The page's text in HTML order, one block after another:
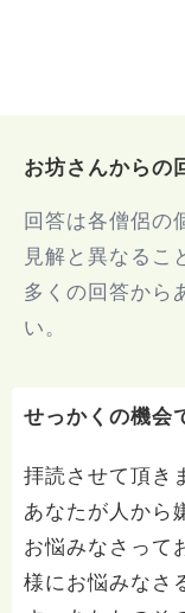
お坊さんからの
回答は各僧侶の
見解と異なるこ
多くの回答から
い。
せっかくの機会
拝読させて頂き
あなたが人から
お悩みなさって
様にお悩みなさ